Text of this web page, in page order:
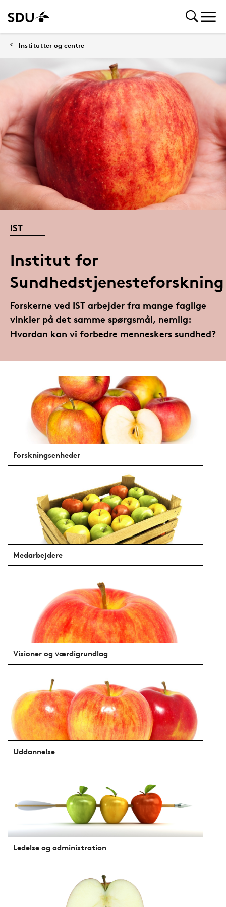
Institutter og centre
IST
Institut for
Sundhedstjenesteforskning
Forskerne ved IST arbejder fra mange faglige
vinkler på det samme spørgsmål, nemlig:
Hvordan kan vi forbedre menneskers sundhed?
Forskningsenheder
Medarbejdere
Visioner og værdigrundlag
Uddannelse
Ledelse og administration